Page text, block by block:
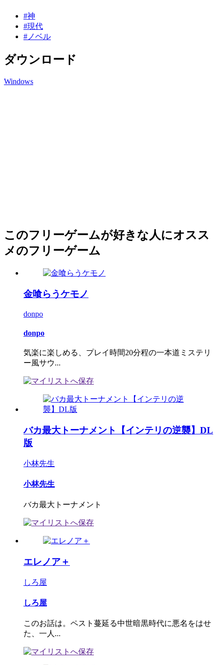
#神
#現代
#ノベル
ダウンロード
Windows
このフリーゲームが好きな人にオスス
メのフリーゲーム
金喰らうケモノ
donpo
donpo
気楽に楽しめる、プレイ時間20分程の一本道ミステリ
ー風サウ...
バカ最大トーナメント【インテリの逆襲】DL
版
小林先生
小林先生
バカ最大トーナメント
エレノア＋
しろ屋
しろ屋
このお話は。ペスト蔓延る中世暗黒時代に悪名をはせ
た、一人...